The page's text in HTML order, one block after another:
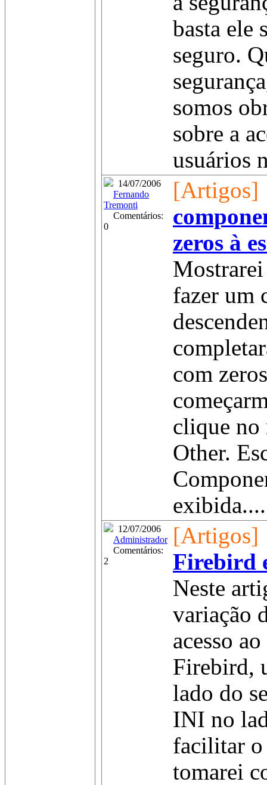
basta ele
seguro.
somos
sobre a
usuários
14/07/2006
Fernando
Tremonti
Comentários:
0
[Artigos]
zeros à
fazer um
com
clique no
Other.
12/07/2006
Administrador
Comentários:
2
[Artigos]
Firebird
Neste
variação
acesso
Firebird,
lado do
INI no
facilitar o
tomarei